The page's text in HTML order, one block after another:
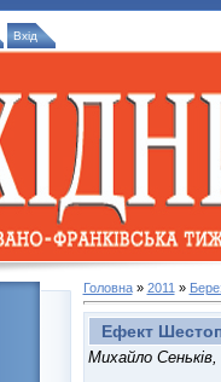
Вхід
Головна» 2011 »
Ефект
Михайло